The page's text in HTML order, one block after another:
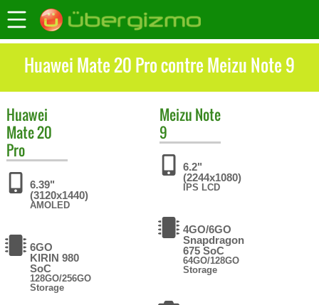
Huawei Mate 20 Pro contre Meizu Note 9
Huawei
Mate 20
Pro
6.39"
(3120x1440)
AMOLED
6GO
KIRIN 980
SoC
128GO/256GO
Storage
Meizu Note
9
6.2"
(2244x1080)
IPS LCD
4GO/6GO
Snapdragon
675 SoC
64GO/128GO
Storage